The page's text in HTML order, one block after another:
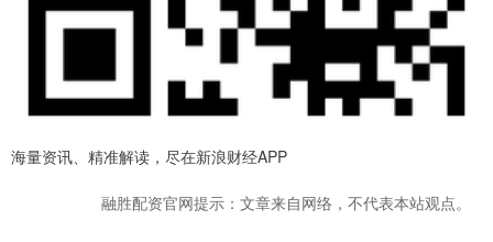
海量资讯、精准解读，尽在新浪财经APP
融胜配资官网提示：文章来自网络，不代表本站观点。